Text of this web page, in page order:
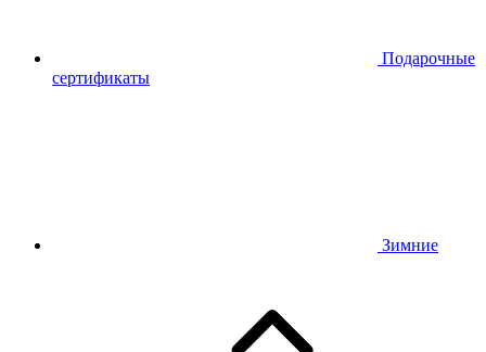
Подарочные
сертификаты
Зимние